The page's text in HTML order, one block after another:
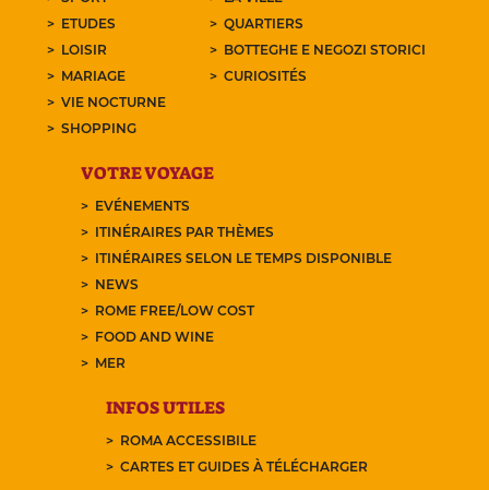
ETUDES
LOISIR
MARIAGE
VIE NOCTURNE
SHOPPING
QUARTIERS
BOTTEGHE E NEGOZI STORICI
CURIOSITÉS
VOTRE VOYAGE
EVÉNEMENTS
ITINÉRAIRES PAR THÈMES
ITINÉRAIRES SELON LE TEMPS DISPONIBLE
NEWS
ROME FREE/LOW COST
FOOD AND WINE
MER
INFOS UTILES
ROMA ACCESSIBILE
CARTES ET GUIDES À TÉLÉCHARGER